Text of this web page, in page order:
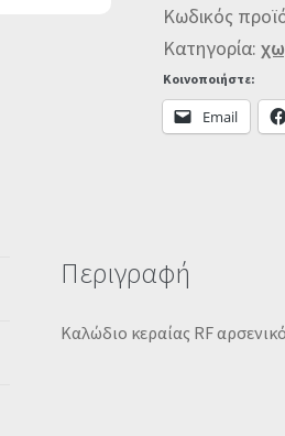
Κωδικός
Κατηγορία:
Κοινοποιήστε:
Email
Περιγραφή
Καλώδιο κεραίας RF